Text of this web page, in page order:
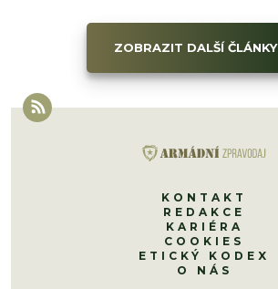
ZOBRAZIT DALŠÍ ČLÁNKY
KONTAKT
REDAKCE
KARIÉRA
COOKIES
ETICKÝ KODEX
O NÁS